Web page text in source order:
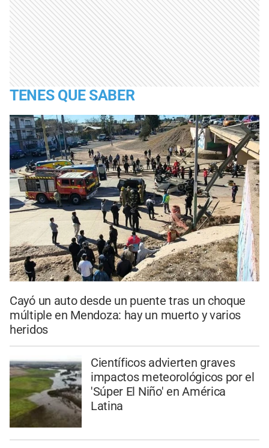
TENES QUE SABER
Cayó un auto desde un puente tras un choque
múltiple en Mendoza: hay un muerto y varios
heridos
Científicos advierten graves
impactos meteorológicos por el
'Súper El Niño' en América
Latina